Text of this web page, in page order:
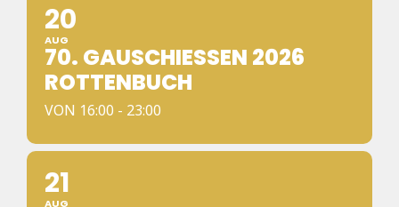
20
AUG
70. GAUSCHIESSEN 2026 R
OTTENBUCH
VON 16:00 - 23:00
21
AUG